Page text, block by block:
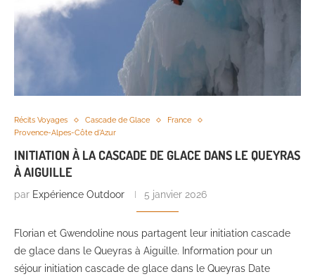
Récits Voyages Cascade de Glace
France
Provence-Alpes-Côte d'Azur
INITIATION À LA CASCADE DE GLACE DANS LE QUEYRAS
À AIGUILLE
par Expérience Outdoor 5 janvier 2026
Florian et Gwendoline nous partagent leur initiation cascade
de glace dans le Queyras à Aiguille. Information pour un
séjour initiation cascade de glace dans le Queyras Date